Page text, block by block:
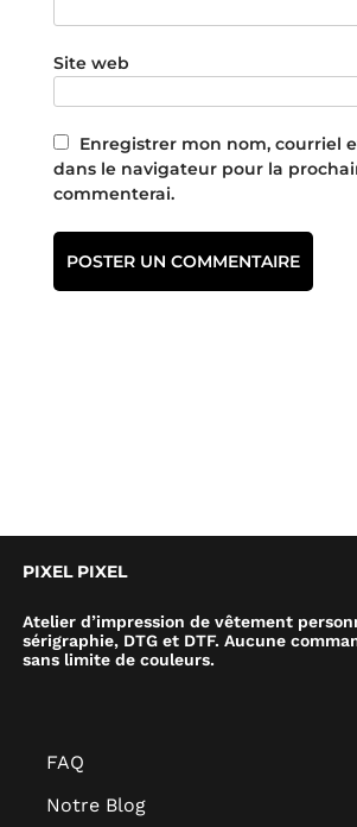
Site web
Enregistrer mon nom, courriel
dans le navigateur pour la
commenterai.
PIXEL PIXEL
Atelier d’impression de vêtement
sérigraphie, DTG et DTF. Aucune
sans limite de couleurs.
FAQ
Notre Blog